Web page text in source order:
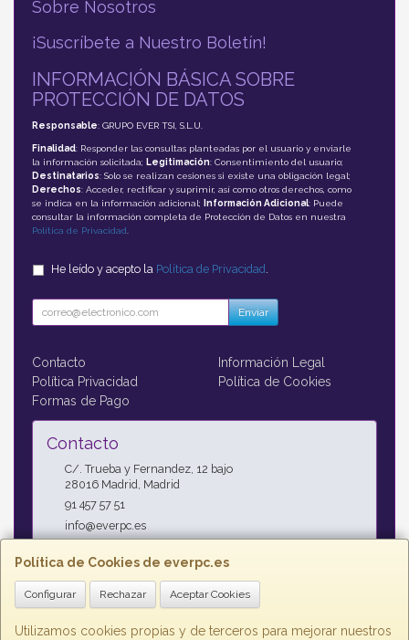
Política de Cookies de everpc.es
Configurar Rechazar Aceptar Cookies
Utilizamos cookies propias y de terceros para mejorar nuestros
Sobre Nosotros
¡Suscríbete a Nuestro Boletín!
INFORMACIÓN BÁSICA SOBRE
PROTECCIÓN DE DATOS
Responsable: GRUPO EVER TSI, S.L.U.
Finalidad: Responder las consultas planteadas por el usuario y enviarle
la información solicitada; Legitimación: Consentimiento del usuario;
Destinatarios: Solo se realizan cesiones si existe una obligación legal;
Derechos: Acceder, rectificar y suprimir, así como otros derechos, como
se indica en la información adicional;
Información Adicional: Puede
consultar la información completa de Protección de Datos en nuestra
Política de Privacidad
He leído y acepto la Política de Privacidad
Enviar
Contacto
Información Legal
Política Privacidad
Política de Cookies
Formas de Pago
Contacto
C/. Trueba y Fernandez, 12 bajo
28016 Madrid Madrid
91 457 57 51
info@everpc.es
Horario
Horario continuo : Lunes a Jueves 09:00h - 19:00h, Viernes
09:00h - 14:00h